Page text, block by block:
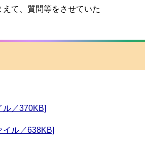
て、質問等をさせていた
ル／370KB]
イル／638KB]